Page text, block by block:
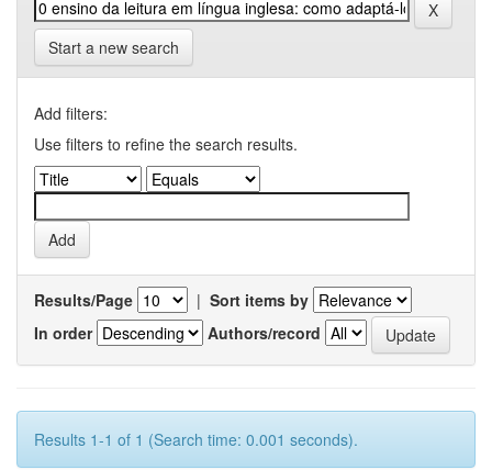
Start a new search
Add filters:
Use filters to refine the search results.
Results/Page | Sort items by
In order
Authors/record
Results 1-1 of 1 (Search time: 0.001 seconds).